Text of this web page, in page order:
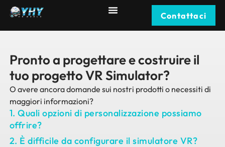
Contattaci
Pronto a progettare e costruire il
tuo progetto VR Simulator?
O avere ancora domande sui nostri prodotti o necessiti di
maggiori informazioni?
1. Quali opzioni di personalizzazione possiamo
offrire?
2. È difficile da configurare il simulatore VR?